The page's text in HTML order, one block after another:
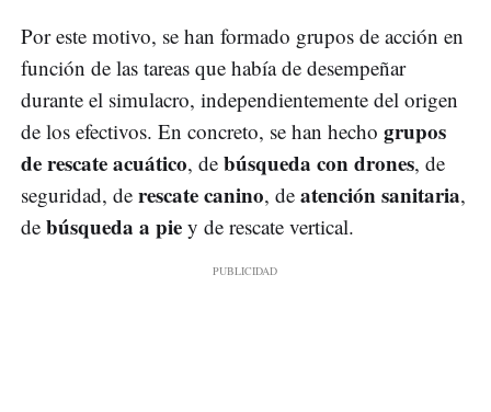
Por este motivo, se han formado grupos de acción en
función de las tareas que había de desempeñar
durante el simulacro, independientemente del origen
de los efectivos. En concreto, se han hecho grupos
de rescate acuático, de búsqueda con drones, de
seguridad, de rescate canino, de atención sanitaria,
de búsqueda a pie y de rescate vertical.